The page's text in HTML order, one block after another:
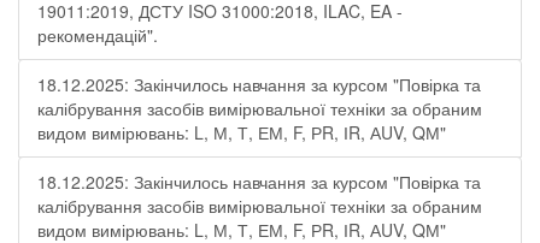
19011:2019, ДСТУ ISO 31000:2018, ILAC, EA -
рекомендацій".
18.12.2025: Закінчилось навчання за курсом "Повірка та
калібрування засобів вимірювальної техніки за обраним
видом вимірювань: L, М, Т, ЕМ, F, РR, ІR, АUV, QМ"
18.12.2025: Закінчилось навчання за курсом "Повірка та
калібрування засобів вимірювальної техніки за обраним
видом вимірювань: L, М, Т, ЕМ, F, РR, ІR, АUV, QМ"